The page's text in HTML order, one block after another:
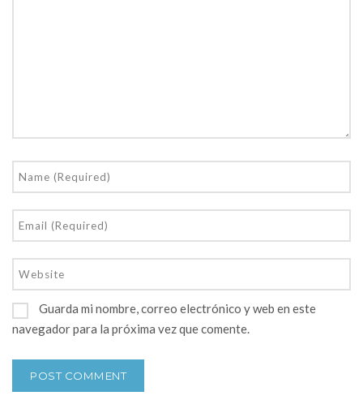
Guarda mi nombre, correo electrónico y web en este
navegador para la próxima vez que comente.